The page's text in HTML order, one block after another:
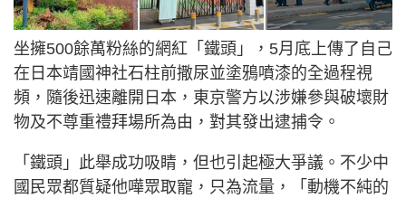
坐擁500餘萬粉絲的網紅「鐵頭」，5月底上傳了自己
在日本靖國神社石柱前撒尿並塗鴉噴漆的全過程視
頻，隨後迅速離開日本，東京警方以涉嫌參與破壞財
物及不尊重禮拜場所為由，對其發出逮捕令。
「鐵頭」此舉成功吸睛，但也引起極大爭議。不少中
國民眾都質疑他嘩眾取寵，只為流量，「動機不純的